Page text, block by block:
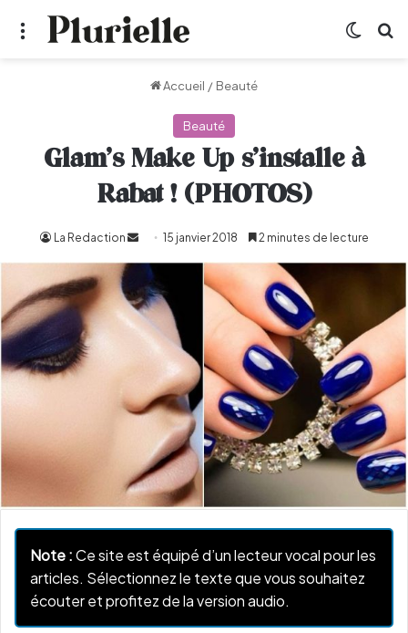
Menu
Accueil / Beauté
Beauté
Glam’s Make Up s’installe à
Rabat ! (PHOTOS)
La Redaction
Envoyer
un
courriel
15 janvier 2018 2 minutes de lecture
Note :Ce site est équipé d’un lecteur vocal pour les
articles. Sélectionnez le texte que vous souhaitez
écouter et profitez de la version audio.